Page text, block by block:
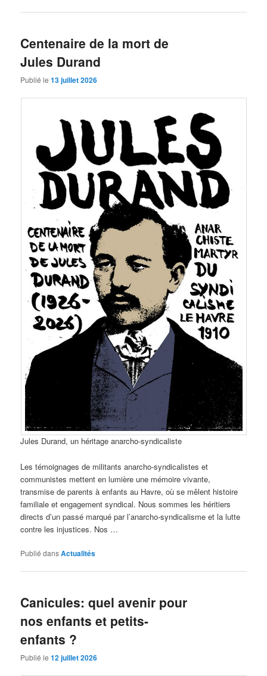
Centenaire de la mort de
Jules Durand
Publié le13 juillet 2026
Jules Durand, un héritage anarcho-syndicaliste
Les témoignages de militants anarcho-syndicalistes et
communistes mettent en lumière une mémoire vivante,
transmise de parents à enfants au Havre, où se mêlent histoire
familiale et engagement syndical. Nous sommes les héritiers
directs d’un passé marqué par l’anarcho-syndicalisme et la lutte
contre les injustices. Nos …
Publié dansActualités
Canicules: quel avenir pour
nos enfants et petits-
enfants ?
Publié le12 juillet 2026